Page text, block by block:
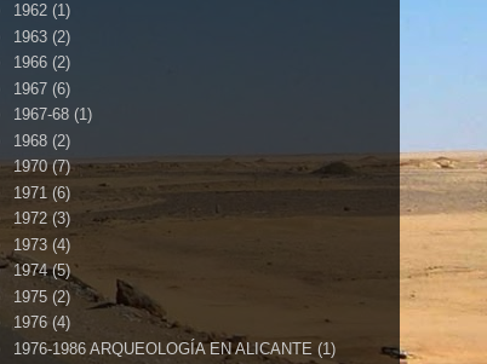
1962 (1)
1963 (2)
1966 (2)
1967 (6)
1967-68 (1)
1968 (2)
1970 (7)
1971 (6)
1972 (3)
1973 (4)
1974 (5)
1975 (2)
1976 (4)
1976-1986 ARQUEOLOGÍA EN ALICANTE (1)